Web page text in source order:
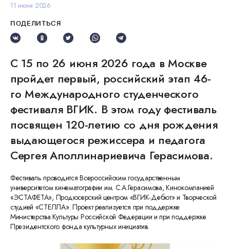
11 июня 2026
ПОДЕЛИТЬСЯ
С 15 по 26 июня 2026 года в Москве
пройдет первый, российский этап 46-
го Международного студенческого
фестиваля ВГИК. В этом году фестиваль
посвящен 120-летию со дня рождения
выдающегося режиссера и педагога
Сергея Аполлинариевича Герасимова.
Фестиваль проводится Всероссийским государственным
университетом кинематографии им. С.А.Герасимова, Кинокомпанией
«ЭСТАФЕТА», Продюсерский центром «ВГИК-Дебют» и Творческой
студией «СТЕЛЛА». Проект реализуется при поддержке
Министерства Культуры Российской Федерации и при поддержке
Президентского фонда культурных инициатив.